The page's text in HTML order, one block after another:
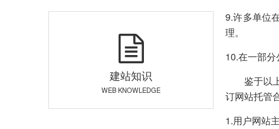
建站知识
WEB KNOWLEDGE
9.许多单位
理。
10.在一部
鉴于以上
订网站托管
1.用户网站